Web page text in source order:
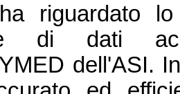
riguardato
di dati
dell'ASI.